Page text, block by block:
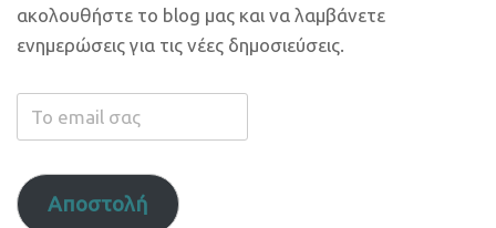
ακολουθήστε το blog μας και να λαμβάνετε
ενημερώσεις για τις νέες δημοσιεύσεις.
Το
email
Αποστολή